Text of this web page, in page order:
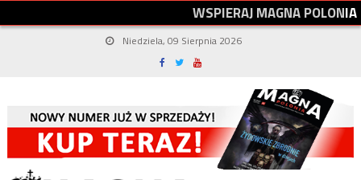
WSPIERAJMAGNAPOLONIA
Niedziela, 09 Sierpnia 2026